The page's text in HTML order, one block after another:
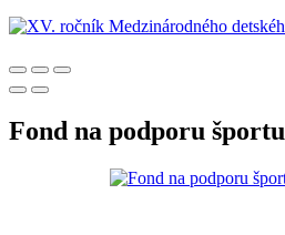
Fond na podporu športu